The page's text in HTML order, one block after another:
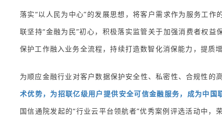
落实“以人民为中心”的发展思想，将客户需求作为服务工
联坚持“金融为民”初心，积极落实监管关于加强消费者权
保护工作融入业务全流程，持续打造数智化消保能力，提质
为顺应金融行业对客户数据保护安全性、私密性、合规性的
术优势，为招联亿级用户提供安全可信金融服务，成为中
国信通院发起的“行业云平台领航者”优秀案例评选活动中